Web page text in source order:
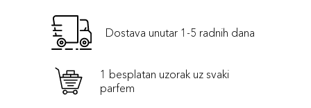
Dostava unutar 1-5 radnih dana
1 besplatan uzorak uz svaki
parfem